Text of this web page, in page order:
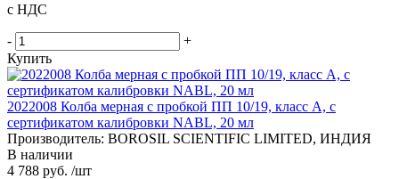
с НДС
-
+
Купить
2022008 Колба мерная с пробкой ПП 10/19, класс A, с
сертификатом калибровки NABL, 20 мл
Производитель: BOROSIL SCIENTIFIC LIMITED, ИНДИЯ
В наличии
4 788 руб. /шт